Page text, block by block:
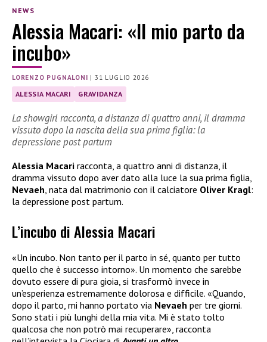
NEWS
Alessia Macari: «Il mio parto da
incubo»
LORENZO PUGNALONI |31 LUGLIO 2026
ALESSIA MACARI GRAVIDANZA
La showgirl racconta, a distanza di quattro anni, il dramma
vissuto dopo la nascita della sua prima figlia: la
depressione post partum
Alessia Macari racconta, a quattro anni di distanza, il
dramma vissuto dopo aver dato alla luce la sua prima figlia,
Nevaeh , nata dal matrimonio con il calciatore Oliver Kragl:
la depressione post partum.
L’incubo di Alessia Macari
«Un incubo. Non tanto per il parto in sé, quanto per tutto
quello che è successo intorno». Un momento che sarebbe
dovuto essere di pura gioia, si trasformò invece in
un’esperienza estremamente dolorosa e difficile. «Quando,
dopo il parto, mi hanno portato via Nevaeh per tre giorni.
Sono stati i più lunghi della mia vita. Mi è stato tolto
qualcosa che non potrò mai recuperare», racconta